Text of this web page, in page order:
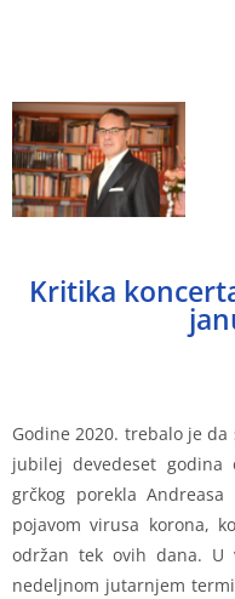
Kritika
Godine 2020. trebalo je
jubilej devedeset godina
grčkog porekla
pojavom virusa korona,
održan tek ovih dana. U
nedeljnom jutarnjem